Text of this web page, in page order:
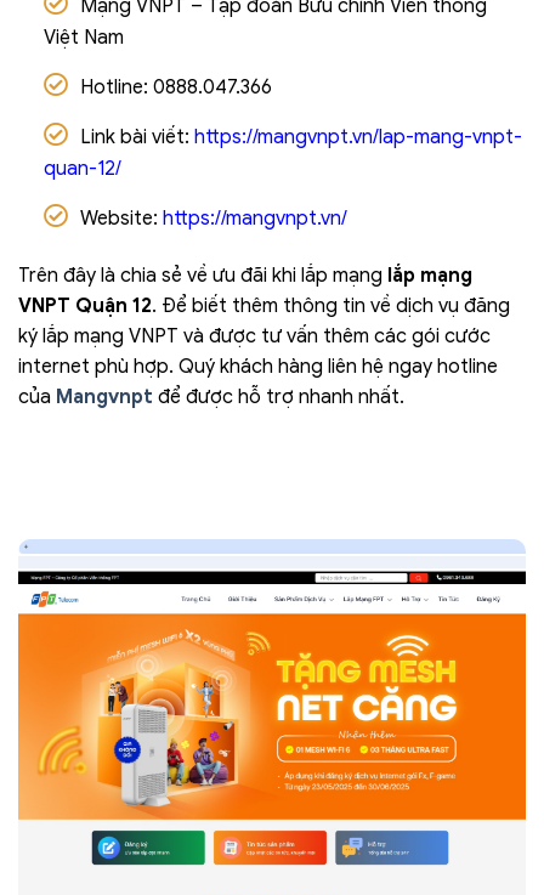
Mạng VNPT – Tập đoàn Bưu chính Viễn thông
Việt Nam
Hotline: 0888.047.366
Link bài viết: https://mangvnpt.vn/lap-mang-vnpt-
quan-12/
Website: https://mangvnpt.vn/
Trên đây là chia sẻ về ưu đãi khi lắp mạng lắp mạng
VNPT Quận 12. Để biết thêm thông tin về dịch vụ đăng
ký lắp mạng VNPT và được tư vấn thêm các gói cước
internet phù hợp. Quý khách hàng liên hệ ngay hotline
của Mangvnpt để được hỗ trợ nhanh nhất.